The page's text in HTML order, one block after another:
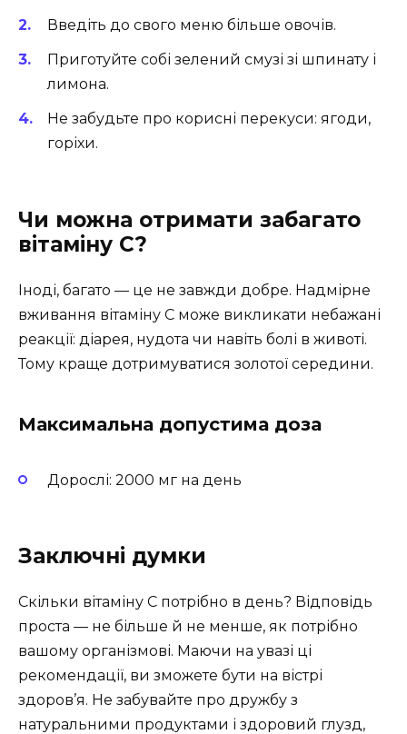
Введіть до свого меню більше овочів.
Приготуйте собі зелений смузі зі шпинату і
лимона.
Не забудьте про корисні перекуси: ягоди,
горіхи.
Чи можна отримати забагато
вітаміну С?
Іноді, багато — це не завжди добре. Надмірне
вживання вітаміну С може викликати небажані
реакції: діарея, нудота чи навіть болі в животі.
Тому краще дотримуватися золотої середини.
Максимальна допустима доза
Дорослі: 2000 мг на день
Заключні думки
Скільки вітаміну С потрібно в день? Відповідь
проста — не більше й не менше, як потрібно
вашому організмові. Маючи на увазі ці
рекомендації, ви зможете бути на вістрі
здоров’я. Не забувайте про дружбу з
натуральними продуктами і здоровий глузд,